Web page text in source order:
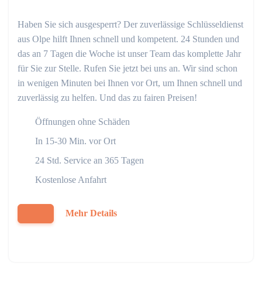
Haben Sie sich ausgesperrt? Der zuverlässige Schlüsseldienst
aus Olpe hilft Ihnen schnell und kompetent. 24 Stunden und
das an 7 Tagen die Woche ist unser Team das komplette Jahr
für Sie zur Stelle. Rufen Sie jetzt bei uns an. Wir sind schon
in wenigen Minuten bei Ihnen vor Ort, um Ihnen schnell und
zuverlässig zu helfen. Und das zu fairen Preisen!
Öffnungen ohne Schäden
In 15-30 Min. vor Ort
24 Std. Service an 365 Tagen
Kostenlose Anfahrt
Mehr Details